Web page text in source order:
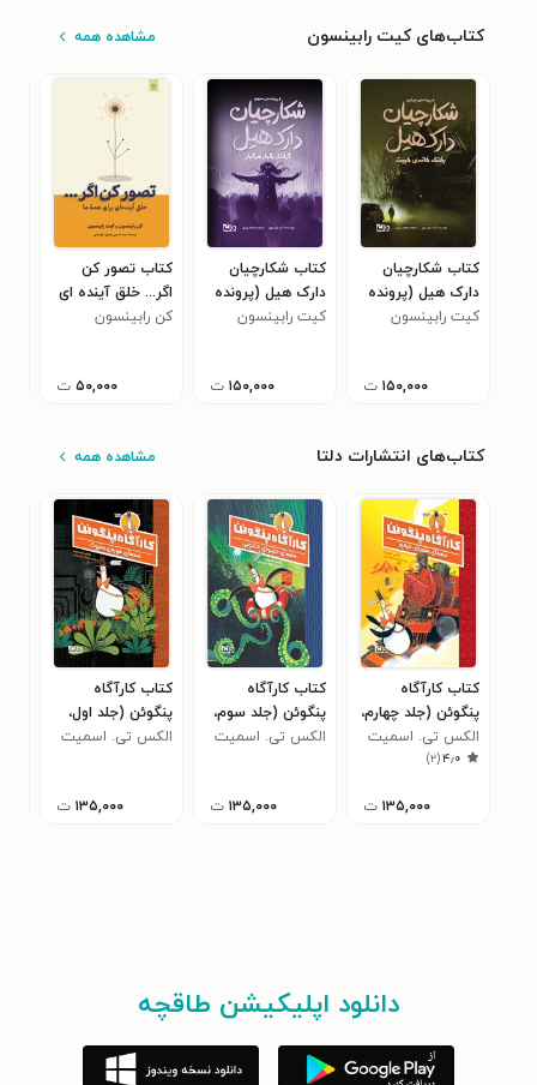
کتاب‌های کیت رابینسون مشاهده همه
کتاب شکارچیان
دارک هیل (پرونده
چهارم، بختک خانه
کیت رابینسون
۱۵۰,۰۰۰ ت
کتاب شکارچیان
دارک هیل (پرونده
سوم، گرفتار رگبار
کیت رابینسون
۱۵۰,۰۰۰ ت
کتاب تصور کن
اگر... خلق آینده ای
برای همه ما
کن رابینسون
۵۰,۰۰۰ ت
کتاب‌های انتشارات دلتا مشاهده همه
کتاب کارآگاه
پنگوئن (جلد چهارم،
معمای مقبره مرموز)
الکس تی. اسمیت
۴٫۰(۲)
۱۳۵,۰۰۰ ت
کتاب کارآگاه
پنگوئن (جلد سوم،
معمای جزیره
الکس تی. اسمیت
۱۳۵,۰۰۰ ت
کتاب کارآگاه
پنگوئن (جلد اول،
معمای موزه
الکس تی. اسمیت
۱۳۵,۰۰۰ ت
دانلود اپلیکیشن طاقچه